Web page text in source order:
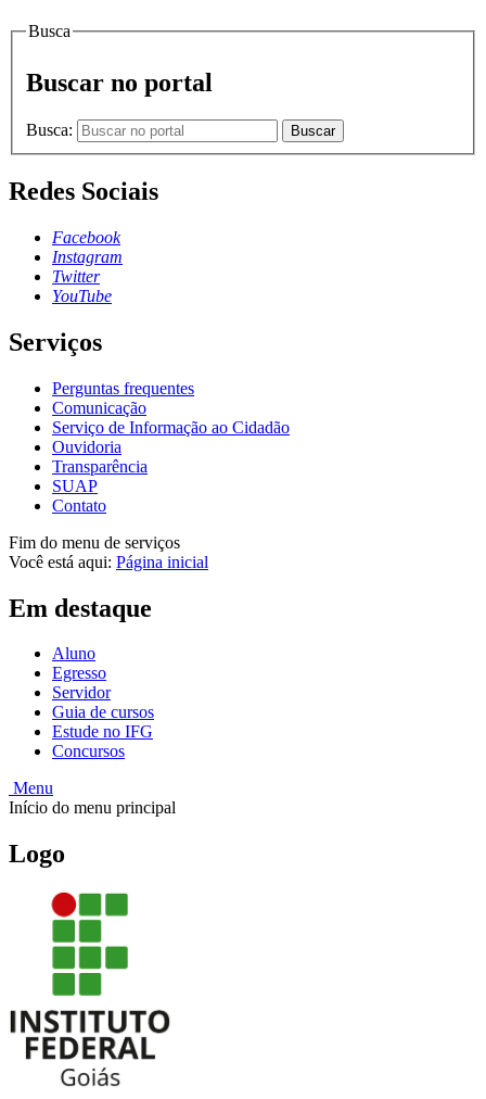
Busca
Buscar no portal
Busca: Buscar
Redes Sociais
Facebook
Instagram
Twitter
YouTube
Serviços
Perguntas frequentes
Comunicação
Serviço de Informação ao Cidadão
Ouvidoria
Transparência
SUAP
Contato
Fim do menu de serviços
Você está aqui: Página inicial
Em destaque
Aluno
Egresso
Servidor
Guia de cursos
Estude no IFG
Concursos
Menu
Início do menu principal
Logo